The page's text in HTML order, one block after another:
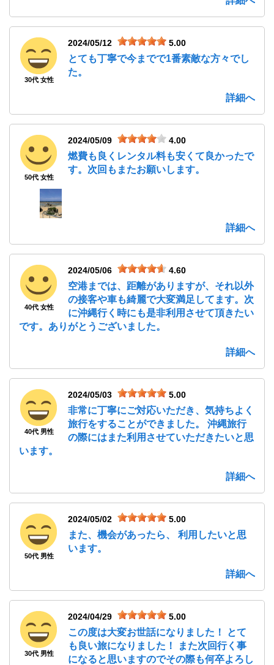
30代 女性
2024/05/12 5.00
とても丁寧で今までで1番素敵な方々でし
た。
詳細へ
50代 女性
2024/05/09 4.00
燃費も良くレンタル料も安くて良かったで
す。次回もまたお願いします。
詳細へ
40代 女性
2024/05/06 4.60
空港までは、距離がありますが、それ以外
の接客や車も綺麗で大変満足してます。次
に沖縄行く時にも是非利用させて頂きたい
です。ありがとうございました。
詳細へ
40代 男性
2024/05/03 5.00
非常に丁寧にご対応いただき、気持ちよく
旅行をすることができました。 沖縄旅行
の際にはまた利用させていただきたいと思
います。
詳細へ
50代 男性
2024/05/02 5.00
また、機会があったら、 利用したいと思
います。
詳細へ
30代 男性
2024/04/29 5.00
この度は大変お世話になりました！ とて
も良い旅になりました！ また次回行く事
になると思いますのでその際も何卒よろし